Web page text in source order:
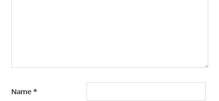
Name *